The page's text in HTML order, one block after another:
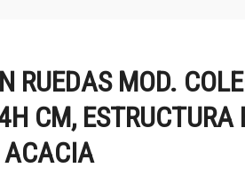
RUEDAS MOD.
CM, ESTRUCTURA
ACACIA